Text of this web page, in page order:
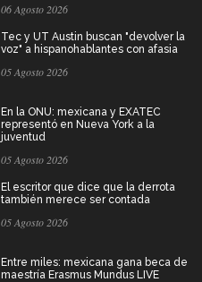
06 Agosto 2026
Tec y UT Austin buscan "devolver la
voz" a hispanohablantes con afasia
05 Agosto 2026
En la ONU: mexicana y EXATEC
representó en Nueva York a la
juventud
05 Agosto 2026
El escritor que dice que la derrota
también merece ser contada
05 Agosto 2026
Entre miles: mexicana gana beca de
maestría Erasmus Mundus LIVE